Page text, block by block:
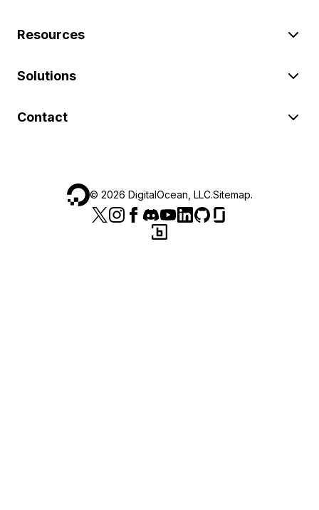
Resources
Solutions
Contact
© 2026 DigitalOcean, LLC.Sitemap.